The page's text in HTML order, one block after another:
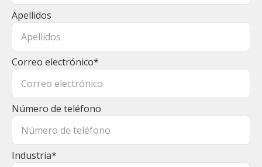
Apellidos
Correo electrónico*
Número de teléfono
Industria*